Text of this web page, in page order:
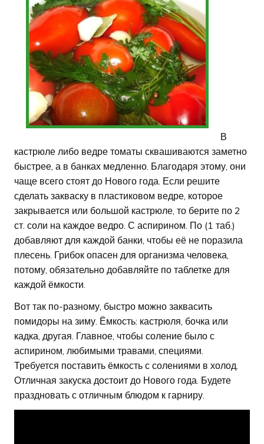
В
кастрюле либо ведре томаты сквашиваются заметно
быстрее, а в банках медленно. Благодаря этому, они
чаще всего стоят до Нового года. Если решите
сделать закваску в пластиковом ведре, которое
закрывается или большой кастрюле, то берите по 2
ст. соли на каждое ведро. С аспирином. По (1 таб.)
добавляют для каждой банки, чтобы её не поразила
плесень. Грибок опасен для организма человека,
потому, обязательно добавляйте по таблетке для
каждой ёмкости.
Вот так по-разному, быстро можно заквасить
помидоры на зиму. Ёмкость: кастрюля, бочка или
кадка, другая. Главное, чтобы соление было с
аспирином, любимыми травами, специями.
Требуется поставить ёмкость с солениями в холод.
Отличная закуска достоит до Нового года. Будете
праздновать с отличным блюдом к гарниру.